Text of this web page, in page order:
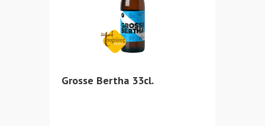
Grosse Bertha 33cl.